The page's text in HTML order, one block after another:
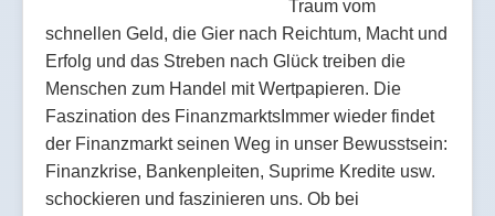
Traum vom
schnellen Geld, die Gier nach Reichtum, Macht und
Erfolg und das Streben nach Glück treiben die
Menschen zum Handel mit Wertpapieren. Die
Faszination des FinanzmarktsImmer wieder findet
der Finanzmarkt seinen Weg in unser Bewusstsein:
Finanzkrise, Bankenpleiten, Suprime Kredite usw.
schockieren und faszinieren uns. Ob bei